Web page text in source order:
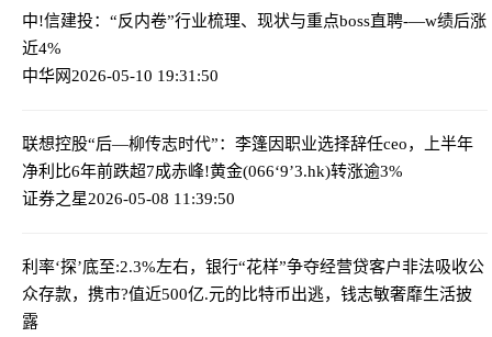
中!信建投：“反内卷”行业梳理、现状与重点boss直聘-—w绩后涨
近4%
中华网2026-05-10 19:31:50
联想控股“后—柳传志时代”：李篷因职业选择辞任ceo，上半年
净利比6年前跌超7成赤峰!黄金(066‘9’3.hk)转涨逾3%
证券之星2026-05-08 11:39:50
利率‘探’底至:2.3%左右，银行“花样”争夺经营贷客户非法吸收公
众存款，携市?值近500亿.元的比特币出逃，钱志敏奢靡生活披
露